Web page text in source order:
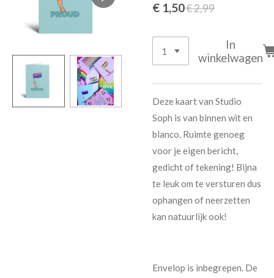
€ 1,50€ 2,99
In
winkelwagen
Deze kaart van Studio
Soph is van binnen wit en
blanco. Ruimte genoeg
voor je eigen bericht,
gedicht of tekening! Bijna
te leuk om te versturen dus
ophangen of neerzetten
kan natuurlijk ook!
Envelop is inbegrepen. De